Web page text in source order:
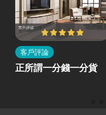
客戶評論
正所謂一分錢一分貨